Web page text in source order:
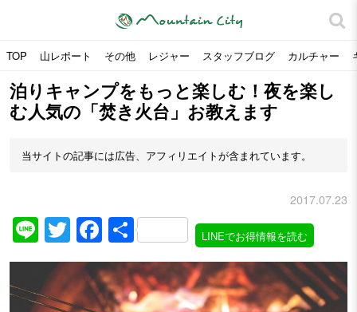
TOP 山レポート その他 レジャー スタッフブログ カルチャー
泊りキャンプをもっと楽しむ！夜を楽し
む人気の「焚き火台」お教えます
当サイトの記事には広告、アフィリエイトが含まれています。
2017.07.23
LineTwitter
Facebook
共
有
LINEでお得情報を読む